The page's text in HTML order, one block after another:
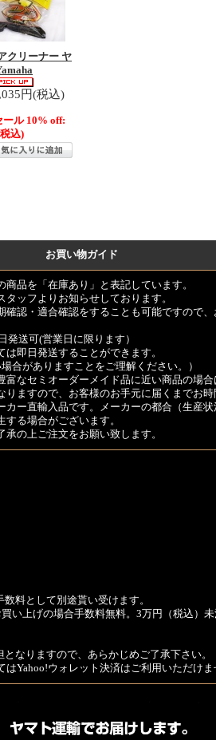
クリーナー ヤ
円(税込)
ール 10% off:
込)
お買い物ガイド
品を「在庫あり」と表記しています。
ッフよりお知らせしております。
認・適合確認をすることも可能ですので、
発送可(営業日に限ります）
即日発送することができます。
合がありますことをご理解ください。）
なセミオーダーメイド品に近い商品の場合
りますので、お客様のお手元に届くまでお時
カー直輸入品です。メーカーの都合（生産
る場合がございます。
の上ご注文をお願い致します。
料として別途貰い受けます。
い上げの場合手数料無料。3万円（税込）
なりますので、あらかじめご了承下さい。
Yahoo!ウォレット決済はご利用いただけま